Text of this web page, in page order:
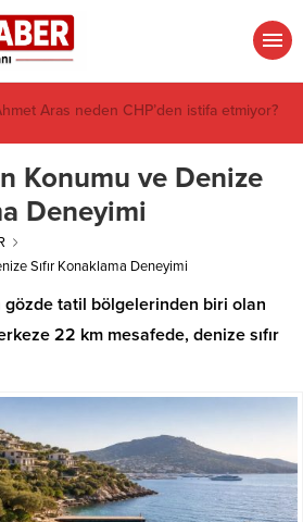
Aras neden CHP’den istifa etmiyor?
Konumu ve Denize
Deneyimi
Sıfır Konaklama Deneyimi
gözde tatil bölgelerinden biri olan
22 km mesafede, denize sıfır